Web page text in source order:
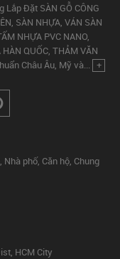
Lắp Đặt SÀN GỖ CÔNG
SÀN NHỰA, VÁN SÀN
NHỰA PVC NANO,
QUỐC, THẢM VĂN
Châu Âu, Mỹ và... +
phố, Căn hộ, Chung
HCM City